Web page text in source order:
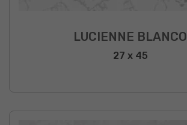
LUCIENNE BLANCO
27 x 45